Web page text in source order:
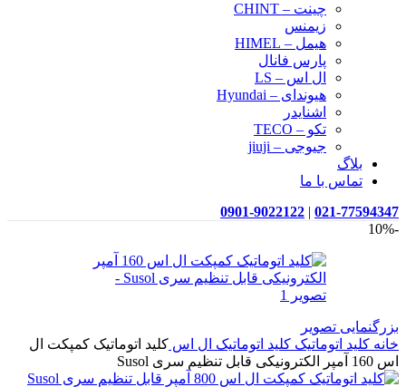
چینت – CHINT
زیمنس
هیمل – HIMEL
پارس فانال
ال اس – LS
هیوندای – Hyundai
اشنایدر
تکو – TECO
جیوجی – jiuji
بلاگ
تماس با ما
021-77594347
|
0901-9022122
-10%
بزرگنمایی تصویر
خانه کلید اتوماتیک کلید اتوماتیک ال اس کلید اتوماتیک کمپکت ال
اس 160 آمپر الکترونیکی قابل تنظیم سری Susol